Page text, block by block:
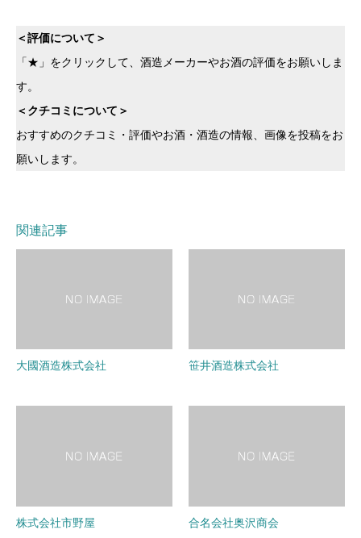
＜評価について＞
「★」をクリックして、酒造メーカーやお酒の評価をお願いしま
す。
＜クチコミについて＞
おすすめのクチコミ・評価やお酒・酒造の情報、画像を投稿をお
願いします。
関連記事
大國酒造株式会社 笹井酒造株式会社
株式会社市野屋 合名会社奥沢商会